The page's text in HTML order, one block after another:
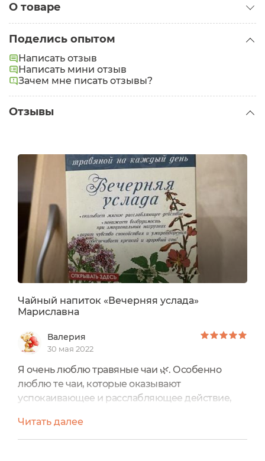
О товаре
Поделись опытом
Написать отзыв
Написать мини отзыв
Зачем мне писать отзывы?
Отзывы
Чайный напиток «Вечерняя услада»
Мариславна
Валерия
30 мая 2022
Я очень люблю травяные чаи 🌿. Особенно
люблю те чаи, которые оказывают
успокаивающее и расслабляющее действие,
любимых — чай «Вечерняя услада» от
Мариславны, постоянно его заказываю!Состав
Читать далее